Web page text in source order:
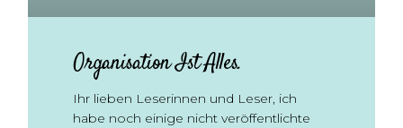
Organisation Ist Alles.
Ihr lieben Leserinnen und Leser, ich
habe noch einige nicht veröffentlichte